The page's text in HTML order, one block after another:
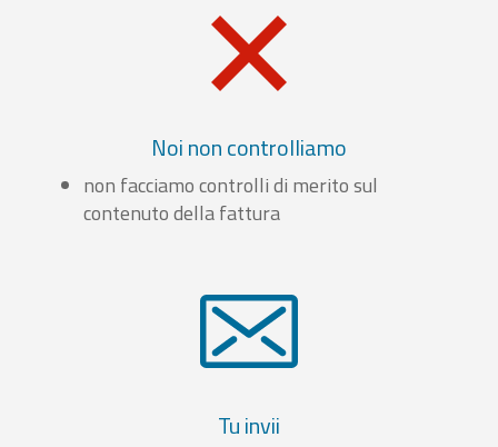
Noi non controlliamo
non facciamo controlli di merito sul
contenuto della fattura
Tu invii